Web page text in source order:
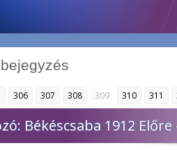
306 307 308 309 310 311
Békéscsaba 1912 Előre